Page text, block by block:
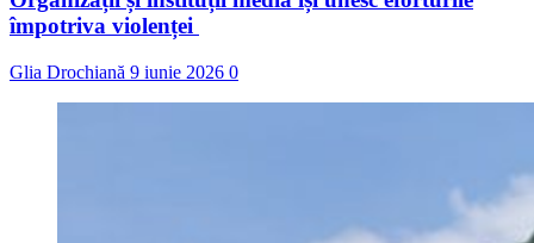
împotriva violenței
Glia Drochiană 9 iunie 2026 0